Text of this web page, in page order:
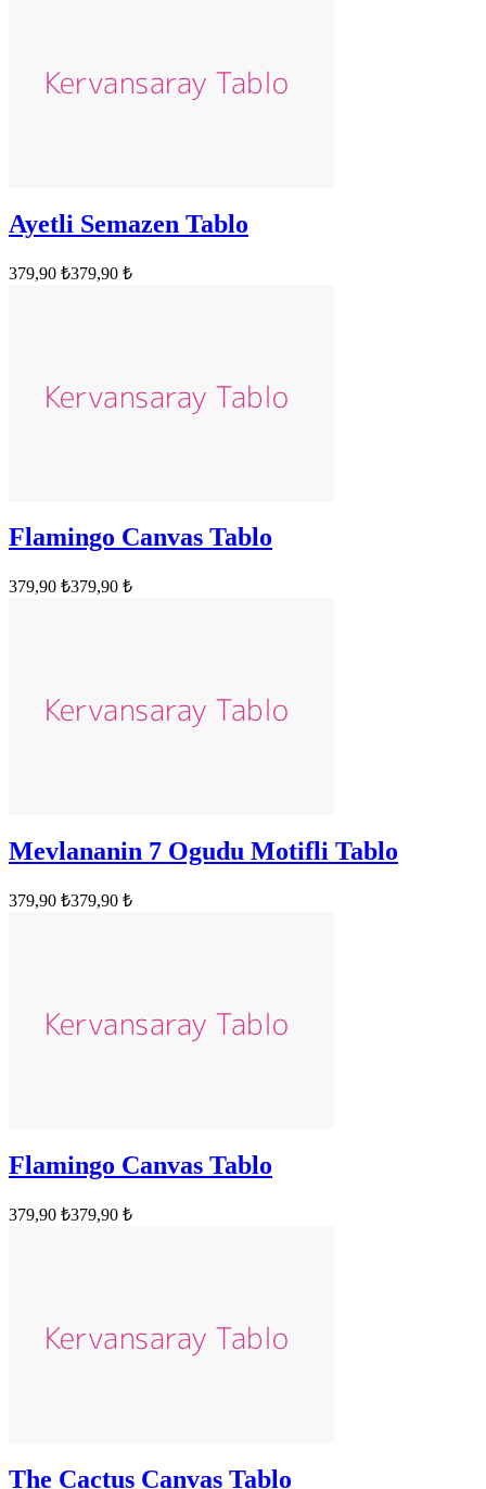
Ayetli Semazen Tablo
379,90 ₺379,90 ₺
Flamingo Canvas Tablo
379,90 ₺379,90 ₺
Mevlananin 7 Ogudu Motifli Tablo
379,90 ₺379,90 ₺
Flamingo Canvas Tablo
379,90 ₺379,90 ₺
The Cactus Canvas Tablo